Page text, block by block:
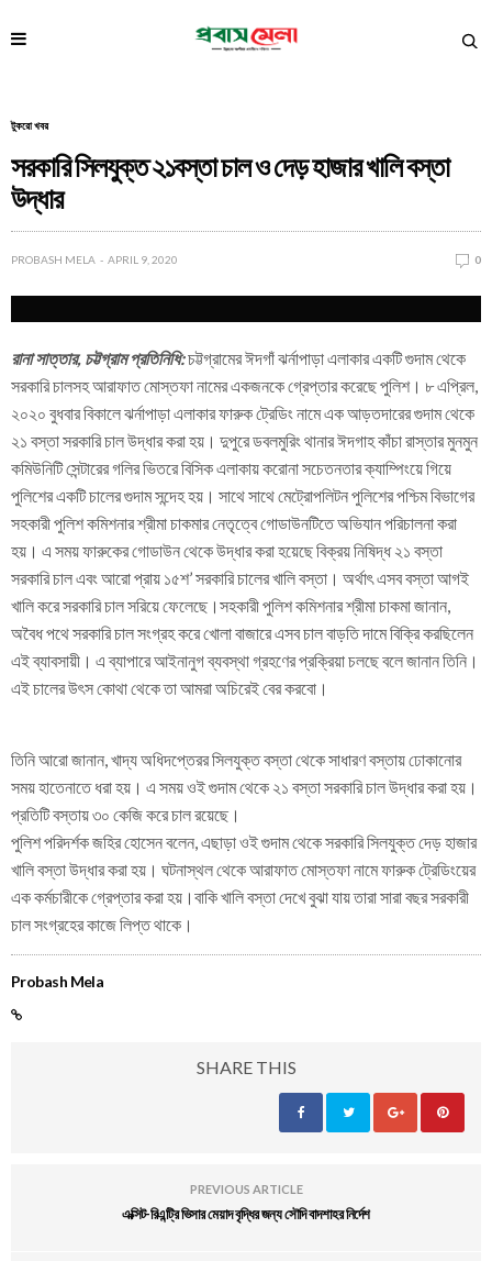
টুকরো খবর
সরকারি সিলযুক্ত ২১বস্তা চাল ও দেড় হাজার খালি বস্তা
উদ্ধার
PROBASH MELA APRIL 9, 2020 0
রানা সাত্তার, চট্টগ্রাম প্রতিনিধি:চট্টগ্রামের ঈদগাঁ ঝর্নাপাড়া এলাকার একটি গুদাম থেকে
সরকারি চালসহ আরাফাত মোস্তফা নামের একজনকে গ্রেপ্তার করেছে পুলিশ। ৮ এপ্রিল,
২০২০ বুধবার বিকালে ঝর্নাপাড়া এলাকার ফারুক ট্রেডিং নামে এক আড়তদারের গুদাম থেকে
২১ বস্তা সরকারি চাল উদ্ধার করা হয়। দুপুরে ডবলমুরিং থানার ঈদগাহ কাঁচা রাস্তার মুনমুন
কমিউনিটি সেন্টারের গলির ভিতরে বিসিক এলাকায় করোনা সচেতনতার ক্যাম্পিংয়ে গিয়ে
পুলিশের একটি চালের গুদাম সন্দেহ হয়। সাথে সাথে মেট্রোপলিটন পুলিশের পশ্চিম বিভাগের
সহকারী পুলিশ কমিশনার শ্রীমা চাকমার নেতৃত্বে গোডাউনটিতে অভিযান পরিচালনা করা
হয়। এ সময় ফারুকের গোডাউন থেকে উদ্ধার করা হয়েছে বিক্রয় নিষিদ্ধ ২১ বস্তা
সরকারি চাল এবং আরো প্রায় ১৫শ’ সরকারি চালের খালি বস্তা। অর্থাৎ এসব বস্তা আগই
খালি করে সরকারি চাল সরিয়ে ফেলেছে।সহকারী পুলিশ কমিশনার শ্রীমা চাকমা জানান,
অবৈধ পথে সরকারি চাল সংগ্রহ করে খোলা বাজারে এসব চাল বাড়তি দামে বিক্রি করছিলেন
এই ব্যাবসায়ী। এ ব্যাপারে আইনানুগ ব্যবস্থা গ্রহণের প্রক্রিয়া চলছে বলে জানান তিনি।
এই চালের উৎস কোথা থেকে তা আমরা অচিরেই বের করবো।
তিনি আরো জানান, খাদ্য অধিদপ্তেরর সিলযুক্ত বস্তা থেকে সাধারণ বস্তায় ঢোকানোর
সময় হাতেনাতে ধরা হয়। এ সময় ওই গুদাম থেকে ২১ বস্তা সরকারি চাল উদ্ধার করা হয়।
প্রতিটি বস্তায় ৩০ কেজি করে চাল রয়েছে।
পুলিশ পরিদর্শক জহির হোসেন বলেন, এছাড়া ওই গুদাম থেকে সরকারি সিলযুক্ত দেড় হাজার
খালি বস্তা উদ্ধার করা হয়। ঘটনাস্থল থেকে আরাফাত মোস্তফা নামে ফারুক ট্রেডিংয়ের
এক কর্মচারীকে গ্রেপ্তার করা হয়।বাকি খালি বস্তা দেখে বুঝা যায় তারা সারা বছর সরকারী
চাল সংগ্রহের কাজে লিপ্ত থাকে।
Probash Mela
SHARE THIS
PREVIOUS ARTICLE
এক্সিট-রিএন্ট্রি ভিসার মেয়াদ বৃদ্ধির জন্য সৌদি বাদশাহর নির্দেশ